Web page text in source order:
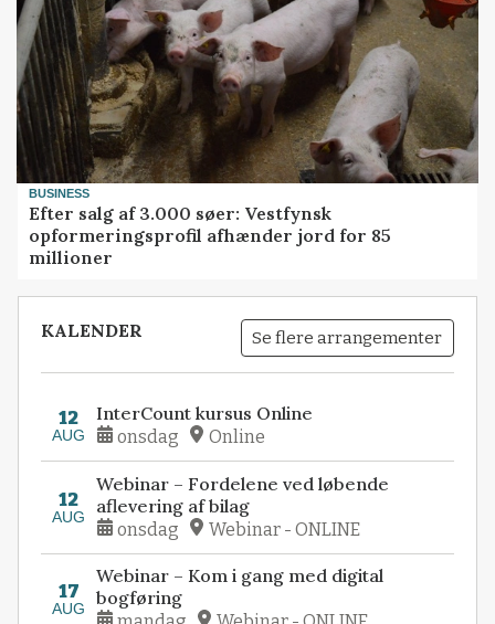
BUSINESS
Efter salg af 3.000 søer: Vestfynsk
opformeringsprofil afhænder jord for 85
millioner
KALENDER Se flere arrangementer
12
AUG
InterCount kursus Online
onsdag Online
12
AUG
Webinar – Fordelene ved løbende
aflevering af bilag
onsdag Webinar - ONLINE
17
AUG
Webinar – Kom i gang med digital
bogføring